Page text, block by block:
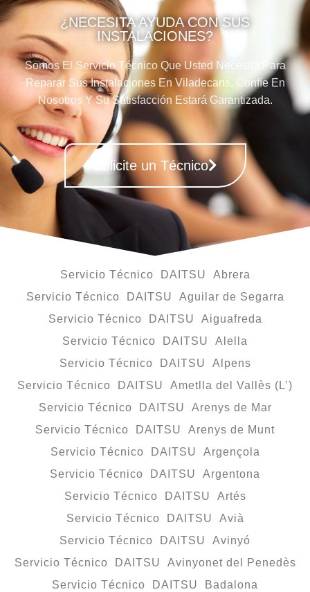
¿NECESITA AYUDA CON SUS
INSTALACIONES?
Somos El Servicio Técnico Que Usted Necesita Para
Reparar Sus Instalaciones En Viladecans, Confíe En
Nosotros Y Su Satisfacción Estará Garantizada.
Solicite un Técnico
Servicio Técnico DAITSU Abrera
Servicio Técnico DAITSU Aguilar de Segarra
Servicio Técnico DAITSU Aiguafreda
Servicio Técnico DAITSU Alella
Servicio Técnico DAITSU Alpens
Servicio Técnico DAITSU Ametlla del Vallès (L’)
Servicio Técnico DAITSU Arenys de Mar
Servicio Técnico DAITSU Arenys de Munt
Servicio Técnico DAITSU Argençola
Servicio Técnico DAITSU Argentona
Servicio Técnico DAITSU Artés
Servicio Técnico DAITSU Avià
Servicio Técnico DAITSU Avinyó
Servicio Técnico DAITSU Avinyonet del Penedès
Servicio Técnico DAITSU Badalona